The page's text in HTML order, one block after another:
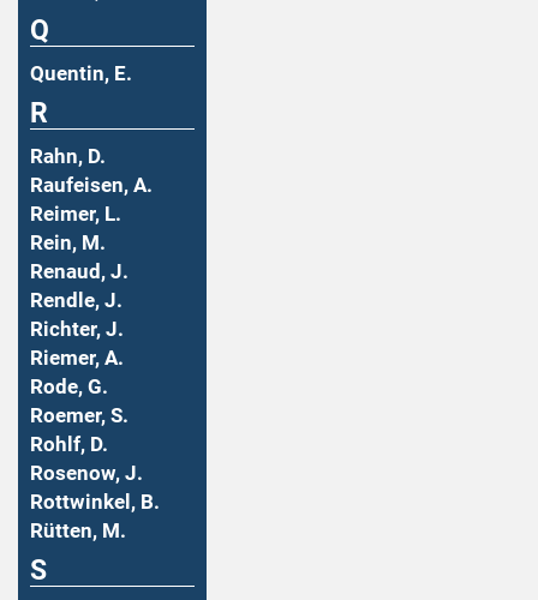
Q
Quentin, E.
R
Rahn, D.
Raufeisen, A.
Reimer, L.
Rein, M.
Renaud, J.
Rendle, J.
Richter, J.
Riemer, A.
Rode, G.
Roemer, S.
Rohlf, D.
Rosenow, J.
Rottwinkel, B.
Rütten, M.
S